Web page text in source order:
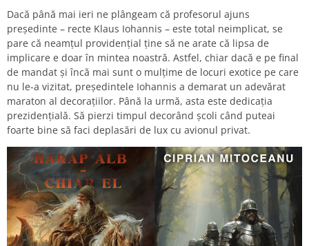
Dacă până mai ieri ne plângeam că profesorul ajuns
președinte – recte Klaus Iohannis – este total neimplicat, se
pare că neamțul providențial ține să ne arate că lipsa de
implicare e doar în mintea noastră. Astfel, chiar dacă e pe final
de mandat și încă mai sunt o mulțime de locuri exotice pe care
nu le-a vizitat, președintele Iohannis a demarat un adevărat
maraton al decorațiilor. Până la urmă, asta este dedicația
prezidențială. Să pierzi timpul decorând școli când puteai
foarte bine să faci deplasări de lux cu avionul privat.